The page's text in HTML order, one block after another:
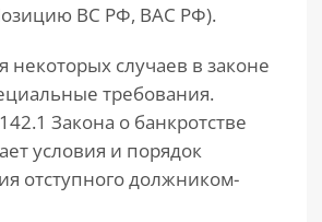
ВС РФ, ВАС РФ).
некоторых случаев в законе
требования.
Закона о банкротстве
условия и порядок
отступного должником-